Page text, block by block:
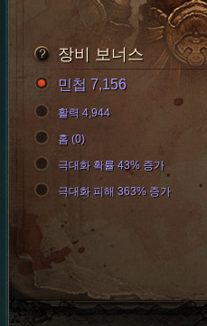
장비 보너스
민첩 7,156
활력 4,944
홈 (0)
극대화 확률 43% 증가
극대화 피해 363% 증가